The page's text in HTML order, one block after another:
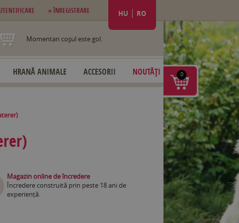
» ÎNREGISTRARE HU RO
Momentan coşul este gol.
HRANĂ ANIMALE ACCESORII NOUTĂȚI
Magazin online de încredere
Încredere construită prin peste 18 ani de
experiență.
0